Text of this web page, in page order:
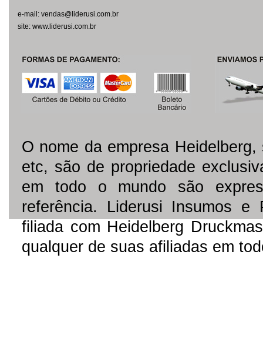
e-mail: vendas@liderusi.com.br
site: www.liderusi.com.br
O nome da empresa
etc, são de propriedade
em todo o mundo são
referência. Liderusi Insumos
filiada com Heidelberg
qualquer de suas afiliadas em